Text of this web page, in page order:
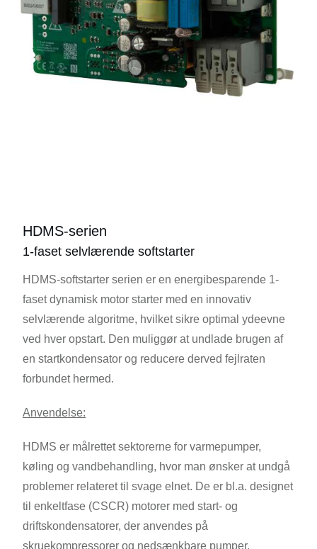
HDMS-serien
1-faset selvlærende softstarter
HDMS-softstarter serien er en energibesparende 1-
faset dynamisk motor starter med en innovativ
selvlærende algoritme, hvilket sikre optimal ydeevne
ved hver opstart. Den muliggør at undlade brugen af
en startkondensator og reducere derved fejlraten
forbundet hermed.
Anvendelse:
HDMS er målrettet sektorerne for varmepumper,
køling og vandbehandling, hvor man ønsker at undgå
problemer relateret til svage elnet. De er bl.a. designet
til enkeltfase (CSCR) motorer med start- og
driftskondensatorer, der anvendes på
skruekompressorer og nedsænkbare pumper.